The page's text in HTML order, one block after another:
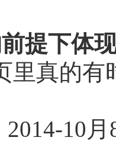
提下体
里真的有
2014-10